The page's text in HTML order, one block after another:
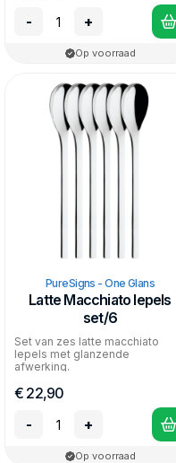
-
+
Op voorraad
PureSigns - One Glans
Latte Macchiato lepels
set/6
Set van zes latte macchiato
lepels met glanzende
afwerking.
€ 22,90
-
+
Op voorraad